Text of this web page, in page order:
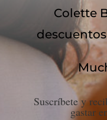
Colette
Suscríbete y
gastar